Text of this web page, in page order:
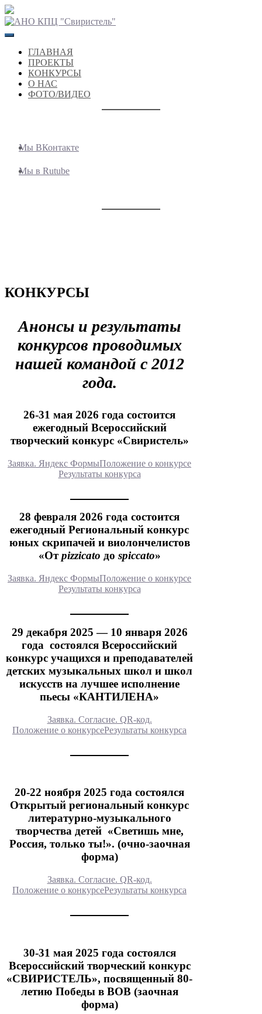
Перейти
к
ГЛАВНАЯ
ПРОЕКТЫ
КОНКУРСЫ
О НАС
ФОТО/ВИДЕО
Мы ВКонтакте
Мы в Rutube
КОНКУРСЫ
Анонсы и результаты
конкурсов проводимых
нашей командой с 2012
года.
26-31 мая 2026 года состоится
ежегодный Всероссийский
творческий конкурс «Свиристель»
Заявка. Яндекс ФормыПоложение о конкурсе
Результаты конкурса
28 февраля 2026 года состоится
ежегодный Региональный конкурс
юных скрипачей и виолончелистов
«Отpizzicato до spiccato»
Заявка. Яндекс ФормыПоложение о конкурсе
Результаты конкурса
29 декабря 2025 — 10 января 2026
года состоялся Всероссийский
конкурс учащихся и преподавателей
детских музыкальных школ и школ
искусств на лучшее исполнение
пьесы «КАНТИЛЕНА»
Заявка. Согласие. QR-код.
Положение о конкурсеРезультаты конкурса
20-22 ноября 2025 года состоялся
Открытый региональный конкурс
литературно-музыкального
творчества детей «Светишь мне,
Россия, только ты!». (очно-заочная
форма)
Заявка. Согласие. QR-код.
Положение о конкурсеРезультаты конкурса
30-31 мая 2025 года состоялся
Всероссийский творческий конкурс
«СВИРИСТЕЛЬ», посвященный 80-
летию Победы в ВОВ (заочная
форма)